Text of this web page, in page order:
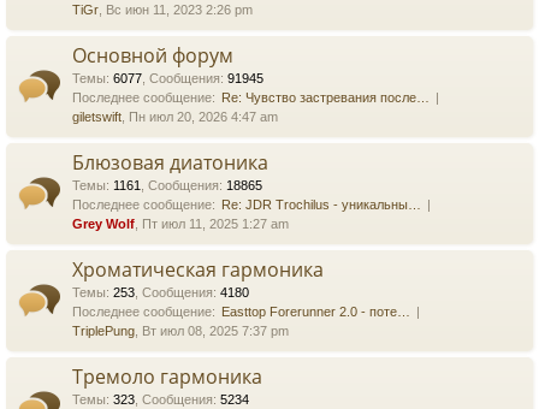
TiGr , Вс июн 11, 2023 2:26 pm
Основной форум
Темы: 6077 Сообщения: 91945
Последнее сообщение: Re: Чувство застревания после…
giletswift , Пн июл 20, 2026 4:47 am
Блюзовая диатоника
Темы: 1161 Сообщения: 18865
Последнее сообщение: Re: JDR Trochilus - уникальны…
Grey Wolf , Пт июл 11, 2025 1:27 am
Хроматическая гармоника
Темы: 253 Сообщения: 4180
Последнее сообщение: Easttop Forerunner 2.0 - поте…
TriplePung , Вт июл 08, 2025 7:37 pm
Тремоло гармоника
Темы: 323 Сообщения: 5234